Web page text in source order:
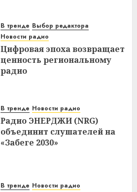
В тренде Выбор редактора
Новости радио
Цифровая эпоха возвращает
ценность региональному
радио
В тренде Новости радио
Радио ЭНЕРДЖИ (NRG)
объединит слушателей на
«Забеге 2030»
В тренде Новости радио